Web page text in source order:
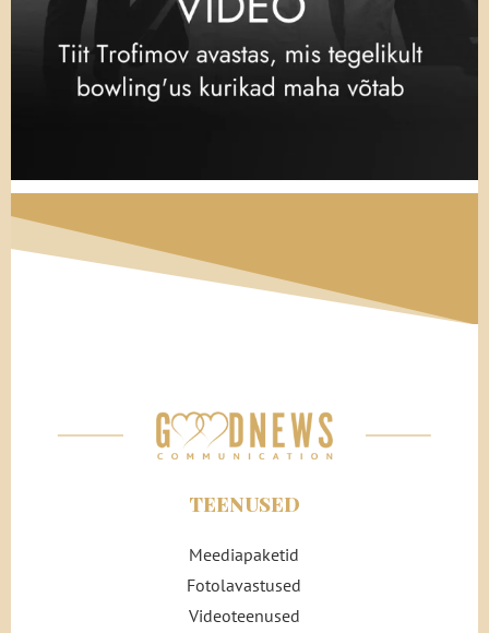
TEENUSED
Meediapaketid
Fotolavastused
Videoteenused